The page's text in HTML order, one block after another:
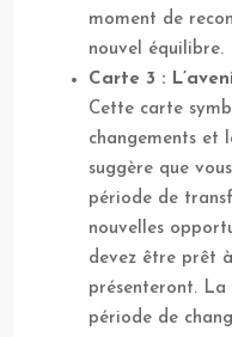
moment de
nouvel équilibre.
Carte 3 :
Cette carte
changements et
suggère que
période de
nouvelles
devez être prêt
présenteront.
période de